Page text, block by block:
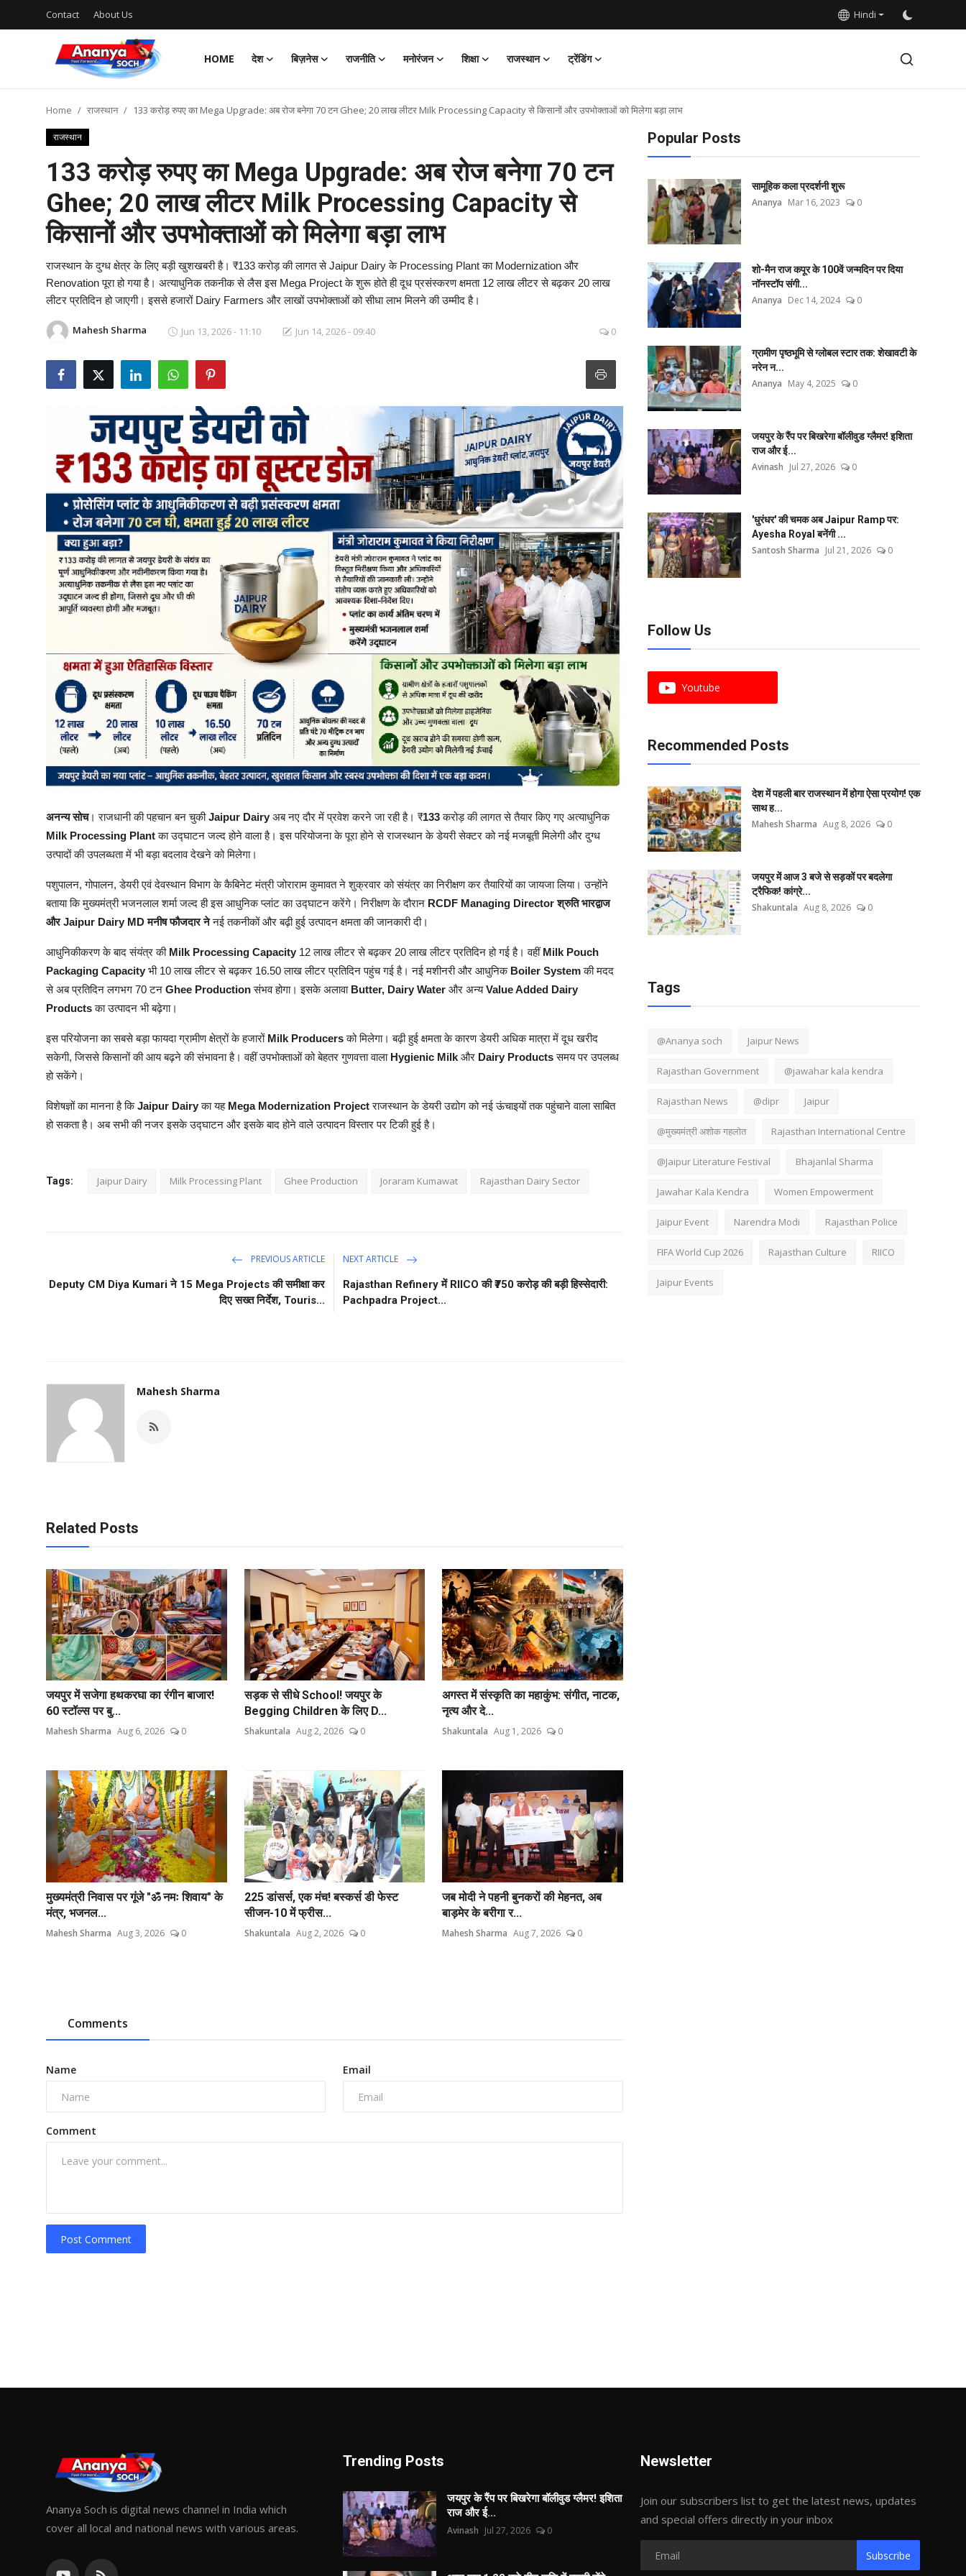
Contact About Us Hindi
HOME देश बिज़नेस राजनीति मनोरंजन शिक्षा राजस्थान ट्रेंडिंग
Contact
About Us
Hindi
Home राजस्थान 133 करोड़ रुपए का Mega Upgrade: अब रोज बनेगा 70 टन Ghee; 20 लाख लीटर Milk Processing Capacity से किसानों और उपभोक्ताओं को मिलेगा बड़ा लाभ
राजस्थान
133 करोड़ रुपए का Mega Upgrade: अब रोज बनेगा 70 टन
Ghee; 20 लाख लीटर Milk Processing Capacity से
किसानों और उपभोक्ताओं को मिलेगा बड़ा लाभ
राजस्थान के दुग्ध क्षेत्र के लिए बड़ी खुशखबरी है। ₹133 करोड़ की लागत से Jaipur Dairy के Processing Plant का Modernization और
Renovation पूरा हो गया है। अत्याधुनिक तकनीक से लैस इस Mega Project के शुरू होते ही दूध प्रसंस्करण क्षमता 12 लाख लीटर से बढ़कर 20 लाख
लीटर प्रतिदिन हो जाएगी। इससे हजारों Dairy Farmers और लाखों उपभोक्ताओं को सीधा लाभ मिलने की उम्मीद है।
Mahesh Sharma Jun 13, 2026 - 11:10 Jun 14, 2026 - 09:40 0
अनन्य सोच। राजधानी की पहचान बन चुकीJaipur Dairy अब नए दौर में प्रवेश करने जा रही है। ₹133करोड़ की लागत से तैयार किए गए अत्याधुनिक
Milk Processing Plantका उद्घाटन जल्द होने वाला है। इस परियोजना के पूरा होने से राजस्थान के डेयरी सेक्टर को नई मजबूती मिलेगी और दुग्ध
उत्पादों की उपलब्धता में भी बड़ा बदलाव देखने को मिलेगा।
पशुपालन, गोपालन, डेयरी एवं देवस्थान विभाग के कैबिनेट मंत्री जोराराम कुमावत ने शुक्रवार को संयंत्र का निरीक्षण कर तैयारियों का जायजा लिया। उन्होंने
बताया कि मुख्यमंत्री भजनलाल शर्मा जल्द ही इस आधुनिक प्लांट का उद्घाटन करेंगे। निरीक्षण के दौरान RCDF Managing Director श्रुति भारद्वाज
और Jaipur Dairy MD मनीष फौजदार नेनई तकनीकों और बढ़ी हुई उत्पादन क्षमता की जानकारी दी।
आधुनिकीकरण के बाद संयंत्र की Milk Processing Capacity 12 लाख लीटर से बढ़कर 20 लाख लीटर प्रतिदिन हो गई है। वहींMilk Pouch
Packaging Capacity भी 10 लाख लीटर से बढ़कर 16.50 लाख लीटर प्रतिदिन पहुंच गई है। नई मशीनरी और आधुनिक Boiler Systemकी मदद
से अब प्रतिदिन लगभग 70 टन Ghee Productionसंभव होगा। इसके अलावा Butter, Dairy Water और अन्यValue Added Dairy
Productsका उत्पादन भी बढ़ेगा।
इस परियोजना का सबसे बड़ा फायदा ग्रामीण क्षेत्रों के हजारों Milk Producersको मिलेगा। बढ़ी हुई क्षमता के कारण डेयरी अधिक मात्रा में दूध खरीद
सकेगी, जिससे किसानों की आय बढ़ने की संभावना है। वहीं उपभोक्ताओं को बेहतर गुणवत्ता वाला Hygienic Milk और Dairy Productsसमय पर उपलब्ध
हो सकेंगे।
विशेषज्ञों का मानना है किJaipur Dairyका यह Mega Modernization Projectराजस्थान के डेयरी उद्योग को नई ऊंचाइयों तक पहुंचाने वाला साबित
हो सकता है। अब सभी की नजर इसके उद्घाटन और इसके बाद होने वाले उत्पादन विस्तार पर टिकी हुई है।
Tags: Jaipur Dairy Milk Processing Plant Ghee Production Joraram Kumawat Rajasthan Dairy Sector
PREVIOUS ARTICLE
Deputy CM Diya Kumari ने 15 Mega Projects की समीक्षा कर
दिए सख्त निर्देश, Touris...
NEXT ARTICLE
Rajasthan Refinery में RIICO की ₹750 करोड़ की बड़ी हिस्सेदारी:
Pachpadra Project...
Mahesh Sharma
Related Posts
जयपुर में सजेगा हथकरघा का रंगीन बाजार!
60 स्टॉल्स पर बु...
Mahesh Sharma Aug 6, 2026 0
सड़क से सीधे School! जयपुर के
Begging Children के लिए D...
Shakuntala Aug 2, 2026 0
अगस्त में संस्कृति का महाकुंभ: संगीत, नाटक,
नृत्य और दे...
Shakuntala Aug 1, 2026 0
मुख्यमंत्री निवास पर गूंजे "ॐ नमः शिवाय" के
मंत्र, भजनल...
Mahesh Sharma Aug 3, 2026 0
225 डांसर्स, एक मंच! बस्कर्स डी फेस्ट
सीजन-10 में फ्रीस...
Shakuntala Aug 2, 2026 0
जब मोदी ने पहनी बुनकरों की मेहनत, अब
बाड़मेर के बरीगा र...
Mahesh Sharma Aug 7, 2026 0
Comments
Name Email
Comment
Post Comment
Popular Posts
सामूहिक कला प्रदर्शनी शुरू
Ananya Mar 16, 2023 0
शो-मैन राज कपूर के 100वें जन्मदिन पर दिया
नॉनस्टॉप संगी...
Ananya Dec 14, 2024 0
ग्रामीण पृष्ठभूमि से ग्लोबल स्टार तक: शेखावटी के
नरेन न...
Ananya May 4, 2025 0
जयपुर के रैंप पर बिखरेगा बॉलीवुड ग्लैमर! इशिता
राज और ई...
Avinash Jul 27, 2026 0
'धुरंधर' की चमक अब Jaipur Ramp पर:
Ayesha Royal बनेंगी ...
Santosh Sharma Jul 21, 2026 0
Follow Us
Youtube
Recommended Posts
देश में पहली बार राजस्थान में होगा ऐसा प्रयोग! एक
साथ ह...
Mahesh Sharma Aug 8, 2026 0
जयपुर में आज 3 बजे से सड़कों पर बदलेगा
ट्रैफिक! कांग्रे...
Shakuntala Aug 8, 2026 0
Tags
@Ananya soch Jaipur News
Rajasthan Government @jawahar kala kendra
Rajasthan News @dipr Jaipur
@मुख्यमंत्री अशोक गहलोत Rajasthan International Centre
@Jaipur Literature Festival Bhajanlal Sharma
Jawahar Kala Kendra Women Empowerment
Jaipur Event Narendra Modi Rajasthan Police
FIFA World Cup 2026 Rajasthan Culture RIICO
Jaipur Events
Ananya Soch is digital news channel in India which
cover all local and national news with various areas.
Trending Posts
जयपुर के रैंप पर बिखरेगा बॉलीवुड ग्लैमर! इशिता
राज और ई...
Avinash Jul 27, 2026 0
Newsletter
Join our subscribers list to get the latest news, updates
and special offers directly in your inbox
Subscribe